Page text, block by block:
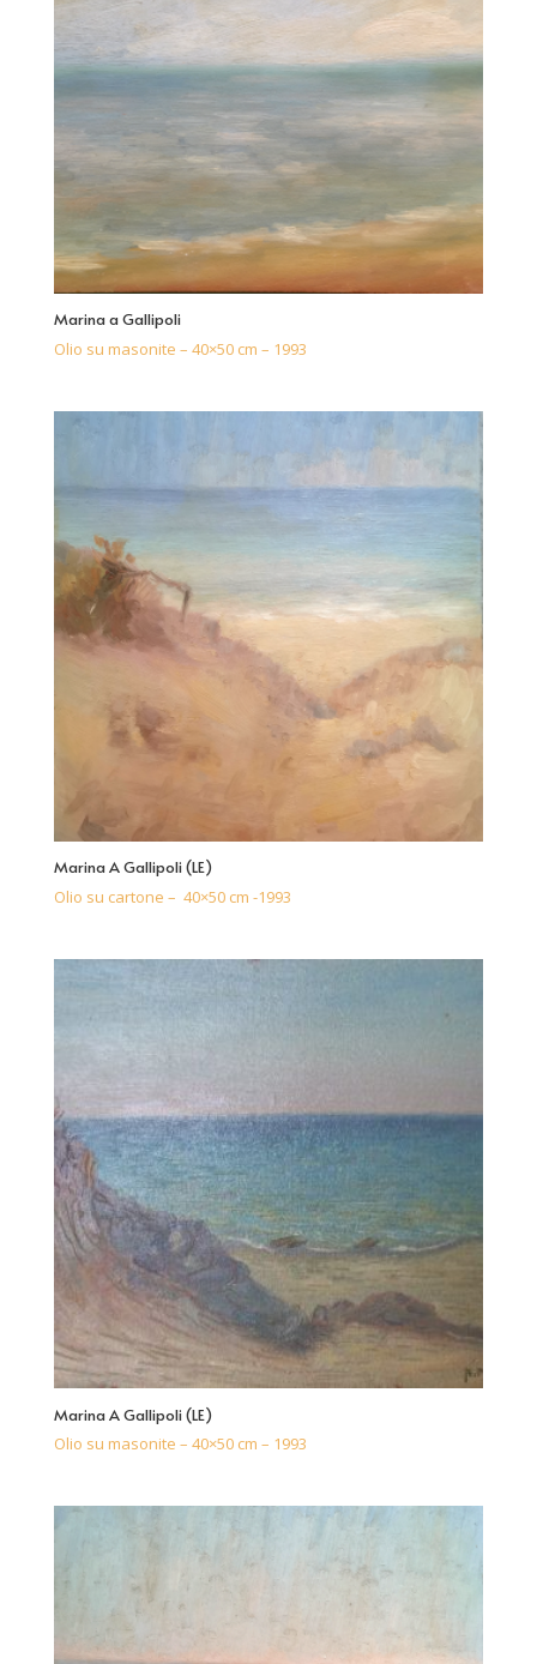
Marina a Gallipoli
Olio su masonite – 40×50 cm – 1993
Marina A Gallipoli (LE)
Olio su cartone – 40×50 cm -1993
Marina A Gallipoli (LE)
Olio su masonite – 40×50 cm – 1993